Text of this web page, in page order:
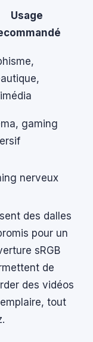
Usage
gaming
nerveux
des dalles
pour un
sRGB
de
des vidéos
tout